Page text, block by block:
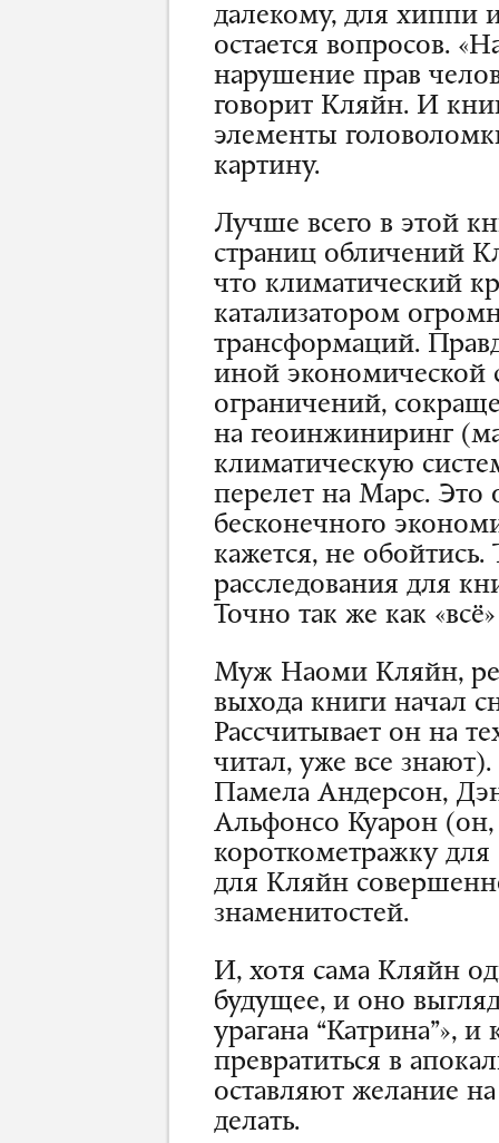
далекому, для хиппи
остается вопросов.
нарушение прав
говорит Кляйн. И
элементы
картину.
Лучше всего в этой
страниц обличений
что климатический
катализатором
трансформаций.
иной экономической
ограничений,
на геоинжиниринг
климатическую
перелет на Марс. Это
бесконечного
кажется, не
расследования для
Точно так же как
Муж Наоми Кляйн,
выхода книги начал
Рассчитывает он на
читал, уже все
Памела Андерсон,
Альфонсо Куарон (он,
короткометражку
для Кляйн
знаменитостей.
И, хотя сама Кляйн
будущее, и оно
урагана “Катрина”»,
превратиться в
оставляют желание
делать.